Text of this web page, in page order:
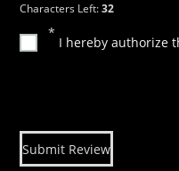
Characters Left:32
I hereby authorize the
*
I hereby authorize
Submit Review